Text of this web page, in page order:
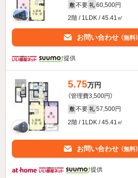
敷 不要 礼 60,500円
2階 / 1LDK / 45.41㎡
お問い合わせ （無料）
提供
5.75万円
（管理費3,500円）
敷 不要 礼 57,500円
2階 / 1LDK / 45.41㎡
お問い合わせ （無料）
提供